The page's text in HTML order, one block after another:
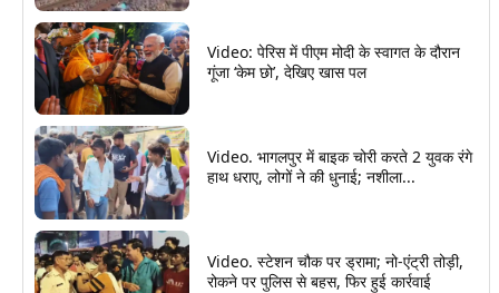
Video: पेरिस में पीएम मोदी के स्वागत के दौरान
गूंजा ‘केम छो’, देखिए खास पल
Video. भागलपुर में बाइक चोरी करते 2 युवक रंगे
हाथ धराए, लोगों ने की धुनाई; नशीला...
Video. स्टेशन चौक पर ड्रामा; नो-एंट्री तोड़ी,
रोकने पर पुलिस से बहस, फिर हुई कार्रवाई